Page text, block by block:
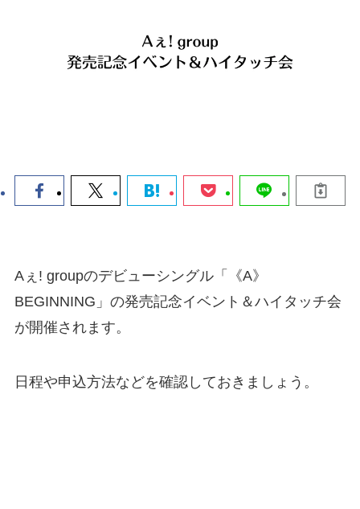
Aぇ! groupのデビューシングル「《A》
BEGINNING」の発売記念イベント＆ハイタッチ会
が開催されます。
日程や申込方法などを確認しておきましょう。